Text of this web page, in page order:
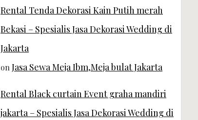
Rental Tenda Dekorasi Kain Putih merah
Bekasi – Spesialis Jasa Dekorasi Wedding di
Jakarta
on Jasa Sewa Meja Ibm,Meja bulat Jakarta
Rental Black curtain Event graha mandiri
jakarta – Spesialis Jasa Dekorasi Wedding di